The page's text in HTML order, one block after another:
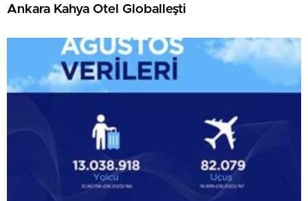
Ankara Kahya Otel Globalleşti